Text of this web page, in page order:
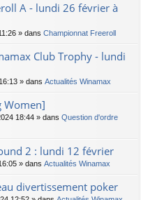
A - lundi 26 février à
» dans Championnat Freeroll
Club Trophy - lundi
» dans Actualités Winamax
Women]
18:44 » dans Question d'ordre
2 : lundi 12 février
» dans Actualités Winamax
divertissement poker